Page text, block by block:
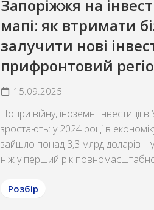
Запоріжжя на
мапі: як втримати
залучити нові
прифронтовий
15.09.2025
Попри війну, іноземні інвестиції в
зростають: у 2024 році в
зайшло понад 3,3 млрд доларів –
ніж у перший рік
Розбір